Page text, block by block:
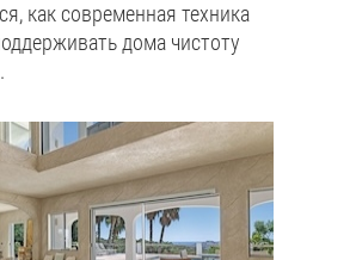
как современная техника
дома чистоту